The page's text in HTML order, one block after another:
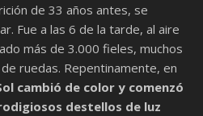
de 33 años antes, se
Fue a las 6 de la tarde, al aire
más de 3.000 fieles, muchos
ruedas. Repentinamente, en
cambió de color y comenzó
destellos de luz